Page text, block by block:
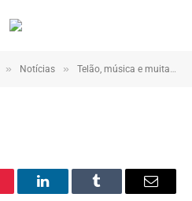
» Notícias » Telão, música e muita torcida marcam estreia do Brasil em Coroatá
LinkedInTumblr Email